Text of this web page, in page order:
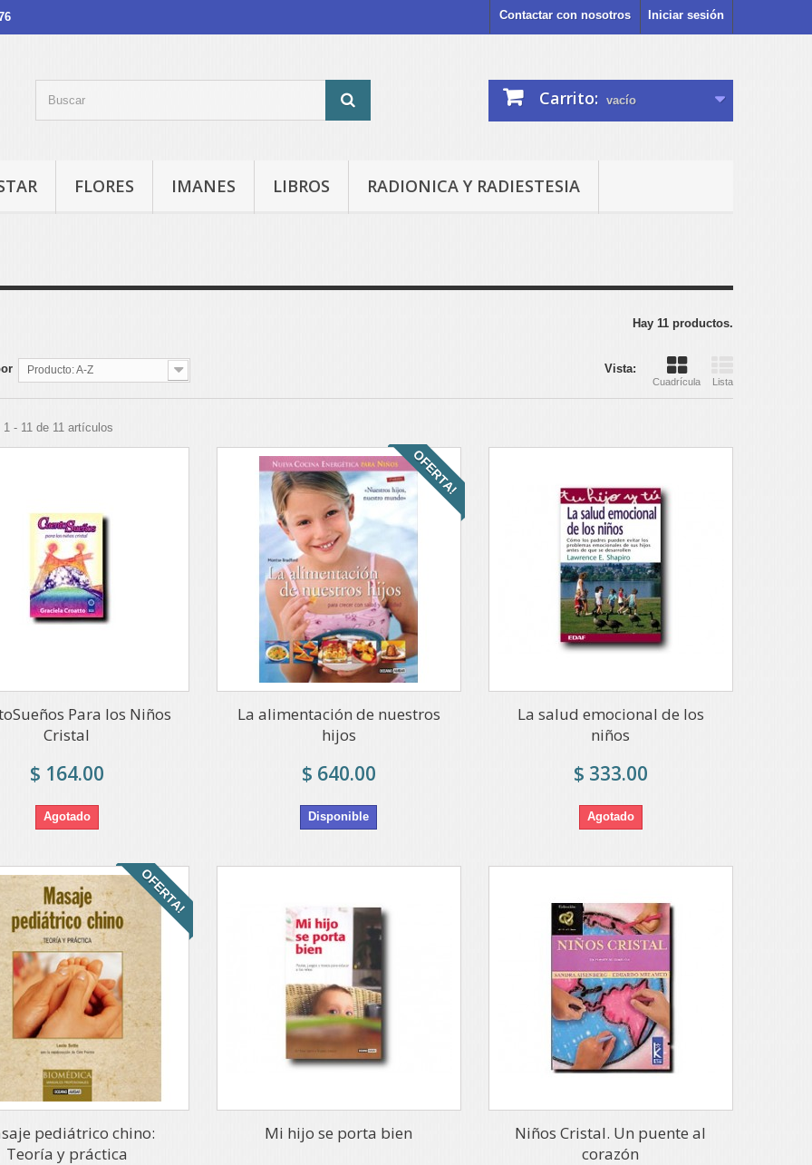
Iniciar sesión
Contactar con nosotros
Carrito: vacío
FLORES IMANES LIBROS RADIONICA Y RADIESTESIA
Hay 11 productos.
Vista:
Cuadrícula Lista
Producto: A-Z
- 11 de 11 artículos
Para los Niños
Cristal
$ 164.00
Agotado
OFERTA!
La alimentación de nuestros
hijos
$ 640.00
Disponible
La salud emocional de los
niños
$ 333.00
Agotado
OFERTA!
pediátrico chino:
Teoría y práctica
Mi hijo se porta bien
Niños Cristal. Un puente al
corazón